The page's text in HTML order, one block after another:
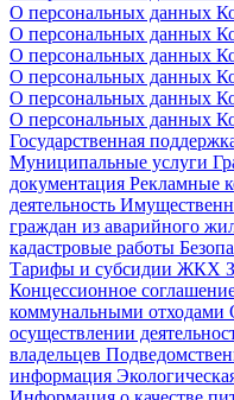
О персональных данных
О персональных данных
О персональных данных
О персональных данных
О персональных данных
О персональных данных
Государственная
Муниципальные услуги
документация Рекламные
деятельность
граждан из аварийного
кадастровые работы
Тарифы и субсидии ЖКХ
Концессионное
коммунальными отходами
осуществлении
владельцев
информация